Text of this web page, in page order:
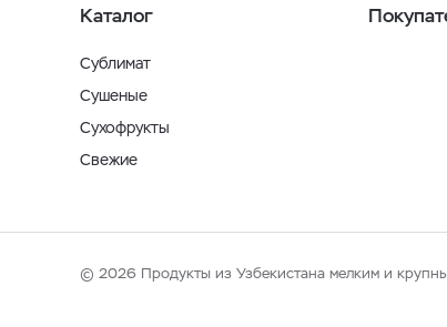
Каталог
Сублимат
Сушеные
Сухофрукты
Свежие
© 2026 Продукты из Узбекистана мелким и